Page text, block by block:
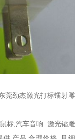
莞劲杰激光打标镭射雕
标;汽车音响. 激光镭雕